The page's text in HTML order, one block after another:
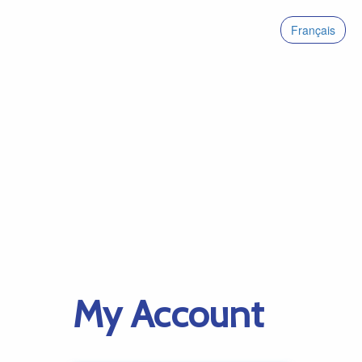
Français
My Account